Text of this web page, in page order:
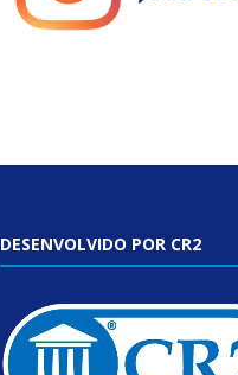
DESENVOLVIDO POR CR2